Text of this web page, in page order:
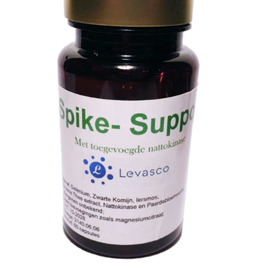
TOEVOEGEN AAN WINKELWAGEN
DETAILS